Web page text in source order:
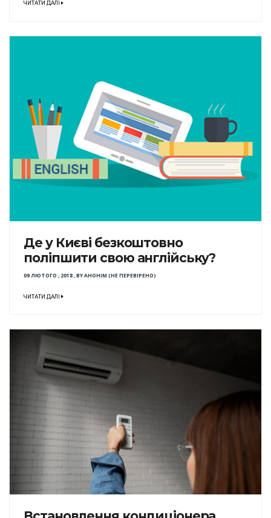
ЧИТАТИ ДАЛІ
Де у Києві безкоштовно
поліпшити свою англійську?
09 ЛЮТОГО , 2018,BYАНОНІМ (НЕ ПЕРЕВІРЕНО)
ЧИТАТИ ДАЛІ